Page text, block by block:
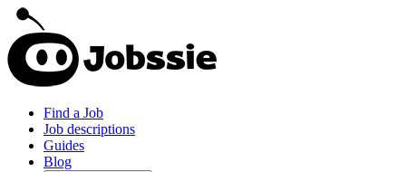
Find a Job
Job descriptions
Guides
Blog